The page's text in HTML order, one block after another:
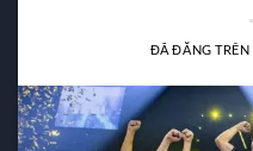
ĐÃ ĐĂNG TRÊN